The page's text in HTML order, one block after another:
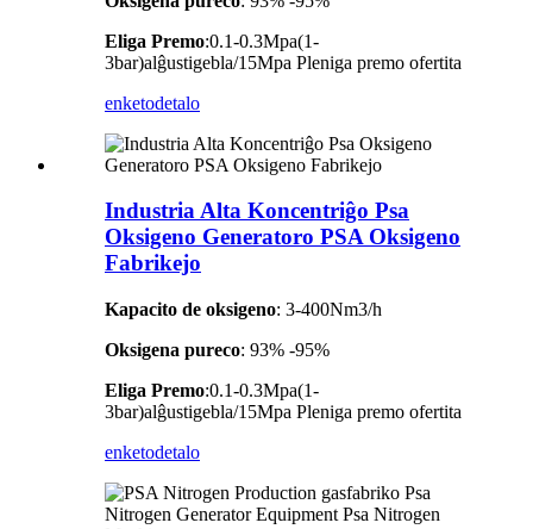
Eliga Premo:0.1-0.3Mpa(1-
3bar)alĝustigebla/15Mpa Pleniga premo ofertita
enketodetalo
Industria Alta Koncentriĝo Psa
Oksigeno Generatoro PSA Oksigeno
Fabrikejo
Kapacito de oksigeno: 3-400Nm3/h
Oksigena pureco: 93% -95%
Eliga Premo:0.1-0.3Mpa(1-
3bar)alĝustigebla/15Mpa Pleniga premo ofertita
enketodetalo